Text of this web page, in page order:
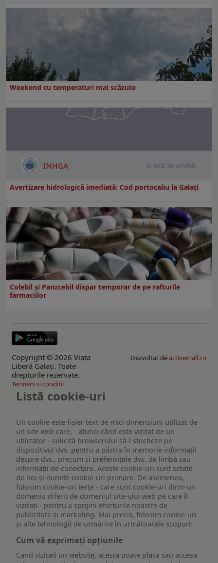
Weekend cu temperaturi mai scăzute
Avertizare hidrologică imediată: Cod portocaliu la Galaţi
Colebil și Panzcebil dispar temporar de pe rafturile
farmaciilor
Copyright © 2026 Viaţa
Liberă Galaţi. Toate
drepturile rezervate.
Dezvoltat deactivemall.ro
Termeni si conditii
Listă cookie-uri
Un cookie este fişier text de mici dimensiuni utilizat de
un site web care, - atunci când este vizitat de un
utilizator - solicită browserului să-l stocheze pe
dispozitivul dvs. pentru a păstra în memorie informații
despre dvs., precum și preferințele dvs. de limbă sau
informații de conectare. Aceste cookie-uri sunt setate
de noi și numite cookie-uri primare. De asemenea,
folosim cookie-uri terțe - care sunt cookie-uri dintr-un
domeniu diferit de domeniul site-ului web pe care îl
vizitați - pentru a sprijini eforturile noastre de
publicitate și marketing. Mai precis, folosim cookie-uri
și alte tehnologii de urmărire în următoarele scopuri:
Cum vă exprimați opțiunile
Cand vizitati un website, acesta poate plasa sau accesa